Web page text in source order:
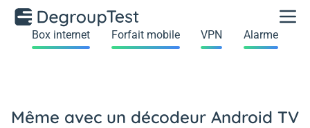
Box internet Forfait mobile VPN Alarme
Même avec un décodeur Android TV